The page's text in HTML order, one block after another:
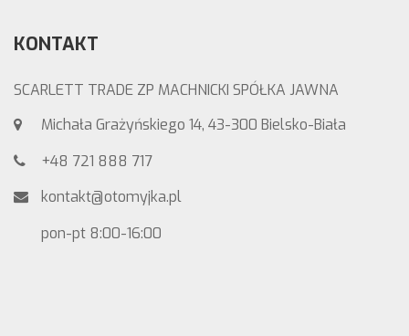
KONTAKT
SCARLETT TRADE ZP MACHNICKI SPÓŁKA JAWNA
Michała Grażyńskiego 14, 43-300 Bielsko-Biała
+48 721 888 717
kontakt@otomyjka.pl
pon-pt 8:00-16:00